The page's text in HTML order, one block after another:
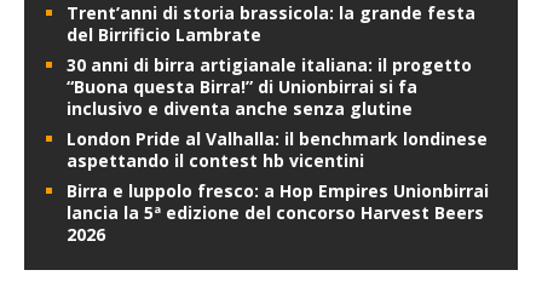
Trent’anni di storia brassicola: la grande festa
del Birrificio Lambrate
30 anni di birra artigianale italiana: il progetto
“Buona questa Birra!” di Unionbirrai si fa
inclusivo e diventa anche senza glutine
London Pride al Valhalla: il benchmark londinese
aspettando il contest hb vicentini
Birra e luppolo fresco: a Hop Empires Unionbirrai
lancia la 5ª edizione del concorso Harvest Beers
2026